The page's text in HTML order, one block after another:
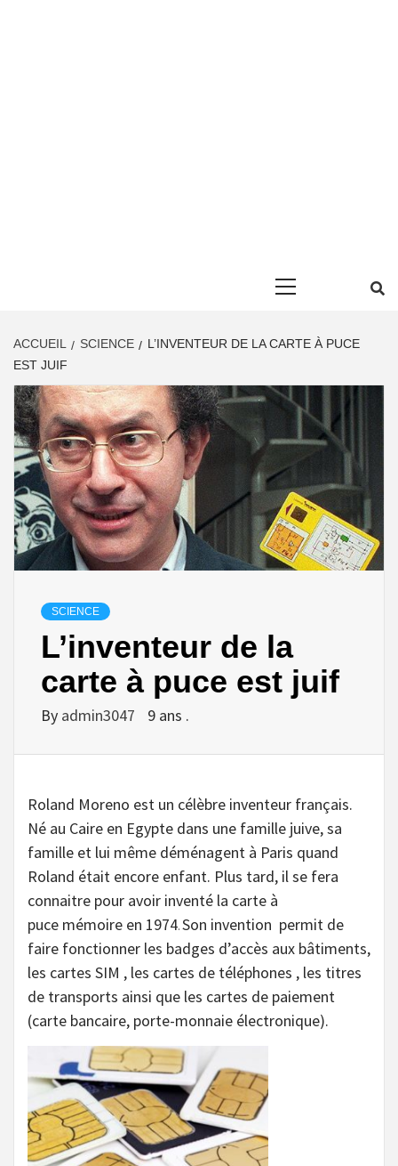
ACCUEIL SCIENCE
L’INVENTEUR DE LA CARTE À PUCE
EST JUIF
SCIENCE
L’inventeur de la
carte à puce est juif
By admin3047 9 ans .
Roland Moreno est un célèbre inventeur français.
Né au Caire en Egypte dans une famille juive, sa
famille et lui même déménagent à Paris quand
Roland était encore enfant. Plus tard, il se fera
connaitre pour avoir inventé la carte à
puce mémoire en 1974. Son invention permit de
faire fonctionner les badges d’accès aux bâtiments,
les cartes SIM , les cartes de téléphones , les titres
de transports ainsi que les cartes de paiement
(carte bancaire, porte-monnaie électronique).